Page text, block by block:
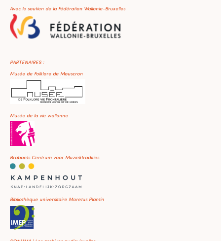
Avec le soutien de la Fédération Wallonie-Bruxelles
PARTENAIRES :
Musée de Folklore de Mouscron
Musée de la vie wallonne
Brabants Centrum voor Muziektradities
Bibliothèque universitaire Moretus Plantin